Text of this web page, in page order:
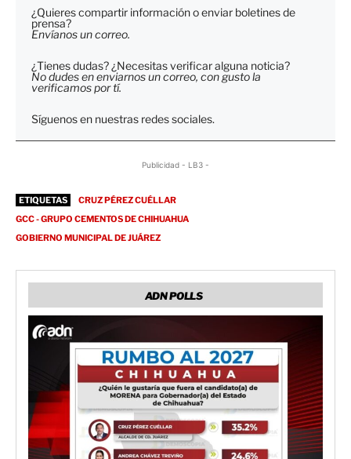
¿Quieres compartir información o enviar boletines de
prensa?
Envíanos un correo.
¿Tienes dudas? ¿Necesitas verificar alguna noticia?
No dudes en enviarnos un correo, con gusto la
verificamos por tí.
Síguenos en nuestras redes sociales.
Publicidad - LB3 -
ETIQUETAS
CRUZ PÉREZ CUÉLLAR
GCC - GRUPO CEMENTOS DE CHIHUAHUA
GOBIERNO MUNICIPAL DE JUÁREZ
ADN POLLS